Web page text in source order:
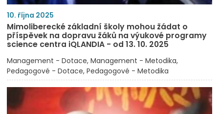
10. října 2025
Mimoliberecké základní školy mohou žádat o
příspěvek na dopravu žáků na výukové programy
science centra iQLANDIA - od 13. 10. 2025
Management - Dotace Management - Metodika
Pedagogové - Dotace Pedagogové - Metodika